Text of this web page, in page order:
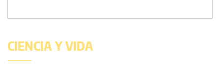
CIENCIA Y VIDA